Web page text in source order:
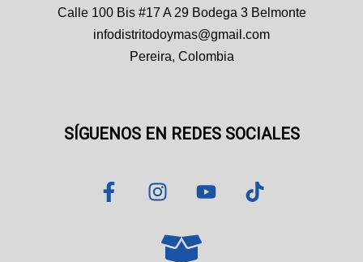
Calle 100 Bis #17 A 29 Bodega 3 Belmonte
infodistritodoymas@gmail.com
Pereira, Colombia
SÍGUENOS EN REDES SOCIALES
F
a
I
n
t
Y
o
T
i